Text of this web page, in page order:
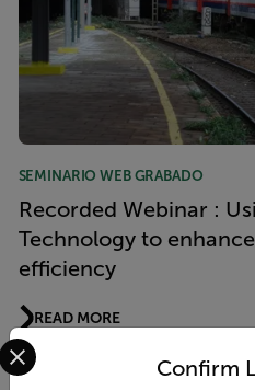
SEMINARIO WEB GRABADO
Recorded Webinar :
Technology to
efficiency
READ MORE
Confirm
Select your preferred country